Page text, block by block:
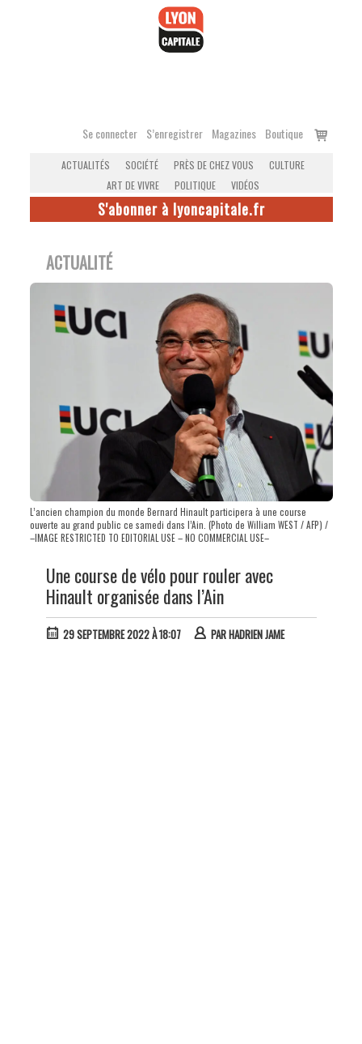
Se connecter S’enregistrer Magazines Boutique
Voir
ACTUALITÉS SOCIÉTÉ PRÈS DE CHEZ VOUS
CULTURE
ART DE VIVRE
POLITIQUE VIDÉOS
S'abonner à lyoncapitale.fr
ACTUALITÉ
L’ancien champion du monde Bernard Hinault participera à une course
ouverte au grand public ce samedi dans l’Ain. (Photo de William WEST / AFP) /
–IMAGE RESTRICTED TO EDITORIAL USE – NO COMMERCIAL USE–
Une course de vélo pour rouler avec
Hinault organisée dans l’Ain
29 SEPTEMBRE 2022 À 18:07 PARHADRIEN JAME